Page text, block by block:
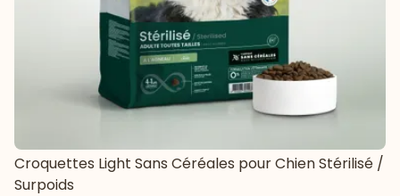
Croquettes Light Sans Céréales pour Chien Stérilisé /
Surpoids